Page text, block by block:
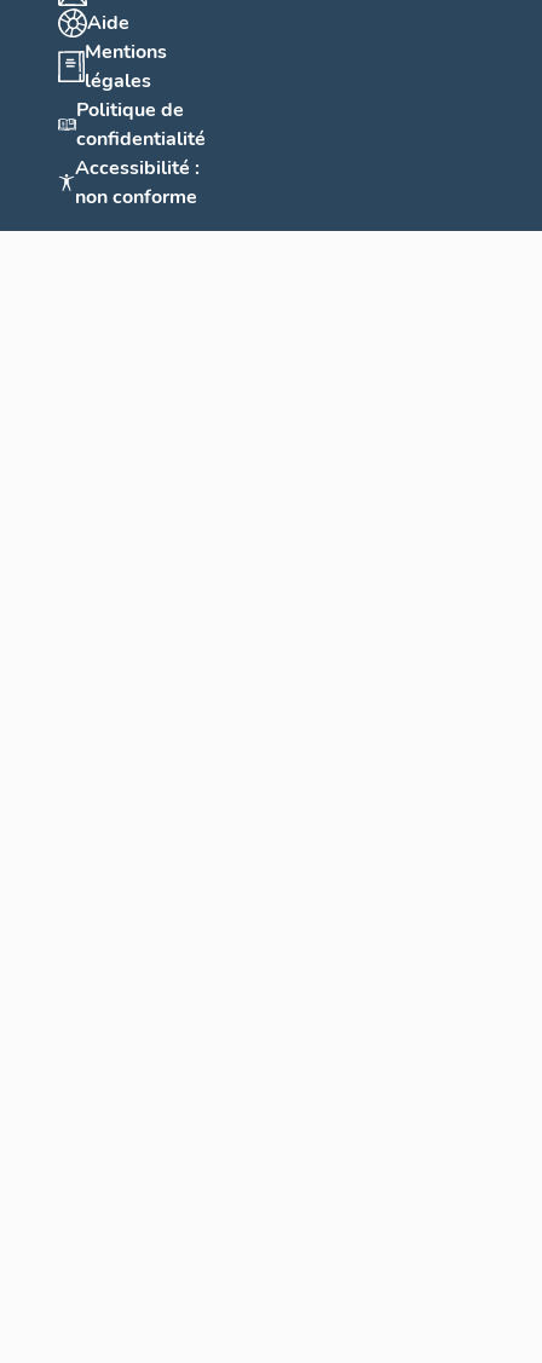
Aide
Mentions
légales
Politique de
confidentialité
Accessibilité :
non conforme